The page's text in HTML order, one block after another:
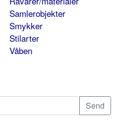
Samlerobjekter
Smykker
Stilarter
Våben